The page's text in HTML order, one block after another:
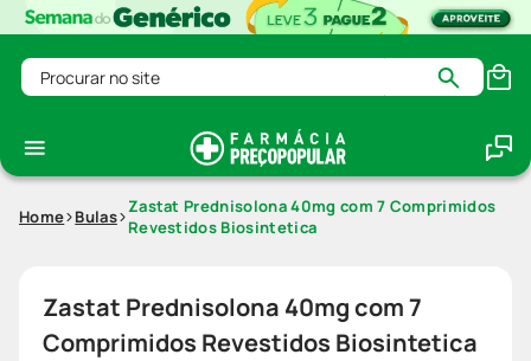
Procurar no site
Home Bulas Zastat Prednisolona 40mg com 7 Comprimidos
Revestidos Biosintetica
Zastat Prednisolona 40mg com 7
Comprimidos Revestidos Biosintetica